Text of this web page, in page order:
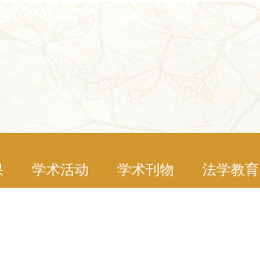
学术活动 学术刊物 法学教育